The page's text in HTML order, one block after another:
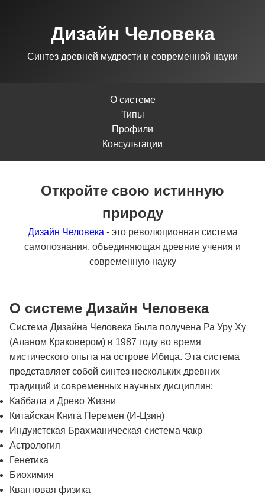
Дизайн Человека
Синтез древней мудрости и современной науки
О системе
Типы
Профили
Консультации
Откройте свою истинную
природу
Дизайн Человека - это революционная система
самопознания, объединяющая древние учения и
современную науку
О системе Дизайн Человека
Система Дизайна Человека была получена Ра Уру Ху
(Аланом Краковером) в 1987 году во время
мистического опыта на острове Ибица. Эта система
представляет собой синтез нескольких древних
традиций и современных научных дисциплин:
Каббала и Древо Жизни
Китайская Книга Перемен (И-Цзин)
Индуистская Брахманическая система чакр
Астрология
Генетика
Биохимия
Квантовая физика